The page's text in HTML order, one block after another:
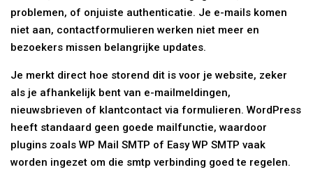
problemen, of onjuiste authenticatie. Je e-mails komen
niet aan, contactformulieren werken niet meer en
bezoekers missen belangrijke updates.
Je merkt direct hoe storend dit is voor je website, zeker
als je afhankelijk bent van e-mailmeldingen,
nieuwsbrieven of klantcontact via formulieren. WordPress
heeft standaard geen goede mailfunctie, waardoor
plugins zoals WP Mail SMTP of Easy WP SMTP vaak
worden ingezet om die smtp verbinding goed te regelen.